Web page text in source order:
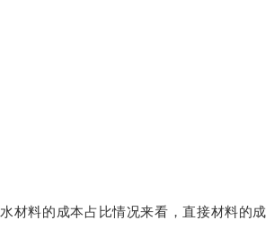
材料的成本占比情况来看，直接材料的成